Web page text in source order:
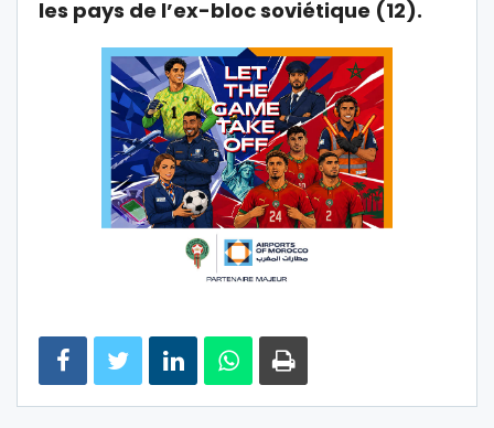
les pays de l’ex-bloc soviétique (12).